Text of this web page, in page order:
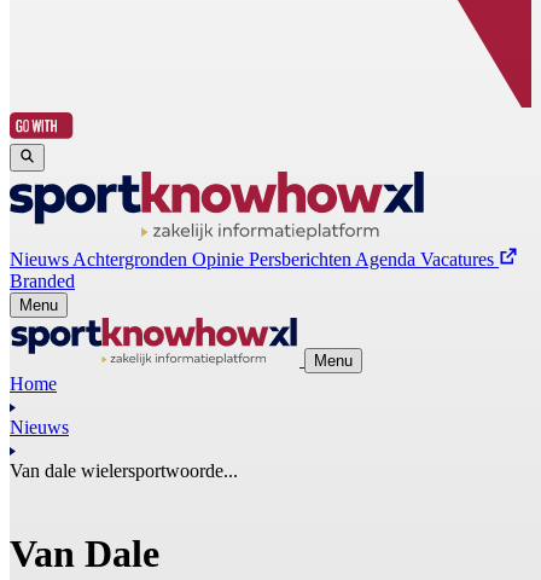
Nieuws Achtergronden Opinie Persberichten Agenda Vacatures
Branded
Menu
Menu
Home
Nieuws
Van dale wielersportwoorde...
Van Dale